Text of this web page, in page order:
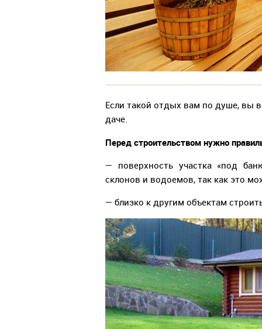
Если такой отдых вам по душе, вы
даче.
Перед строительством нужно
— поверхность участка «под
склонов и водоемов, так как это
— близко к другим объектам